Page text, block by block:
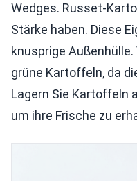
Wedges. Russet-
Stärke haben. Diese
knusprige
grüne Kartoffeln, da
Lagern Sie Kartoffeln
um ihre Frische zu